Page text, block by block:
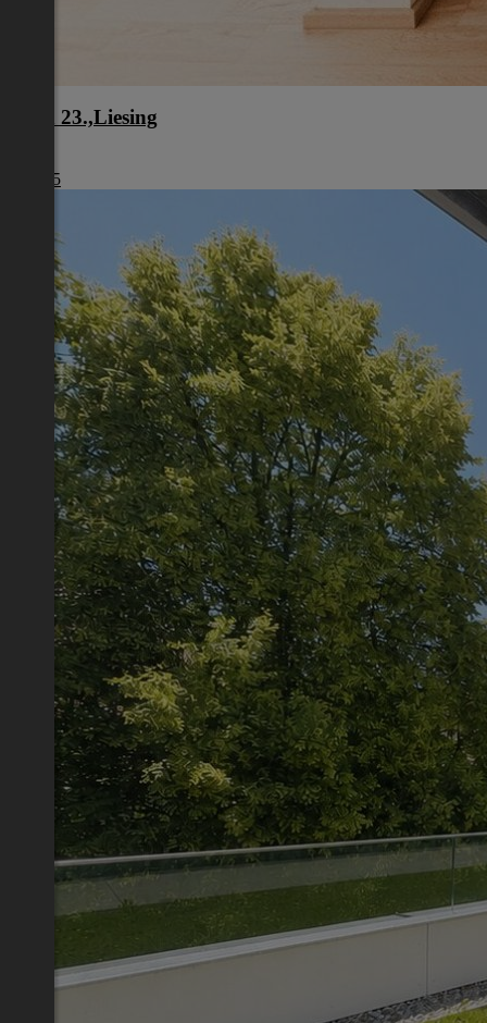
Wien 23.,Liesing
€ 1.805